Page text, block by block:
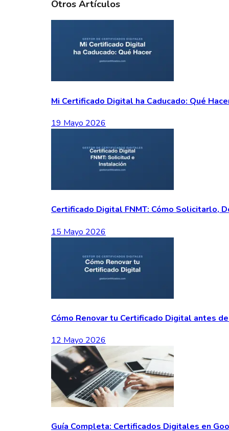
Otros Artículos
Mi Certificado Digital ha Caducado: Qué
19 Mayo 2026
Certificado Digital FNMT: Cómo Solicitarlo,
15 Mayo 2026
Cómo Renovar tu Certificado Digital antes
12 Mayo 2026
Guía Completa: Certificados Digitales en